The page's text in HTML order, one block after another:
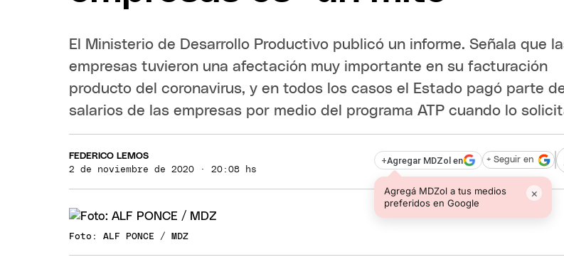
El Ministerio de Desarrollo Productivo publicó un informe. Señala que
empresas tuvieron una afectación muy importante en su facturación
producto del coronavirus, y en todos los casos el Estado pagó parte
salarios de las empresas por medio del programa ATP cuando lo
FEDERICO LEMOS
2 de noviembre de 2020 · 20:08 hs
+Agregar MDZol en
Agregá MDZol a tus medios
preferidos en Google
×
+ Seguir en
Foto: ALF PONCE / MDZ